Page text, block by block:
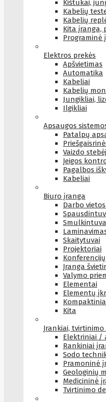
Kištukai,
Kabelių
Kabelių
Kita įranga,
Programinė
Elektros prekės
Apšvietimas
Automatika
Kabeliai
Kabelių
Jungikliai,
Ilgikliai
Apsaugos
Patalpų
Vaizdo
Įeigos
Pagalbos
Kabeliai
Biuro įranga
Darbo
Skaitytuvai
Projektoriai
Įranga
Valymo
Elementai
Elementų
Kita
Įrankiai, tvirtinimo
Elektriniai /
Rankiniai
Sodo
Pramoninė
Geologinių
Medicininė
Tvirtinimo